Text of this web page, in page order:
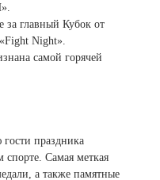
за главный Кубок от
Night».
самой горячей
праздника
Самая меткая
а также памятные